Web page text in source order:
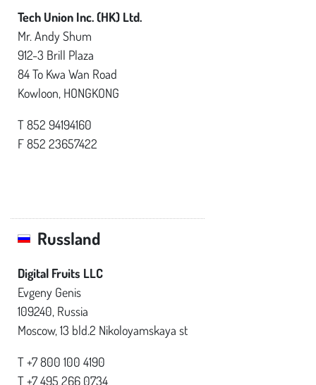
Tech Union Inc. (HK) Ltd.
Mr. Andy Shum
912-3 Brill Plaza
84 To Kwa Wan Road
Kowloon, HONGKONG
T 852 94194160
F 852 23657422
Russland
Digital Fruits LLC
Evgeny Genis
109240, Russia
Moscow, 13 bld.2 Nikoloyamskaya st
T +7 800 100 4190
T +7 495 266 0734